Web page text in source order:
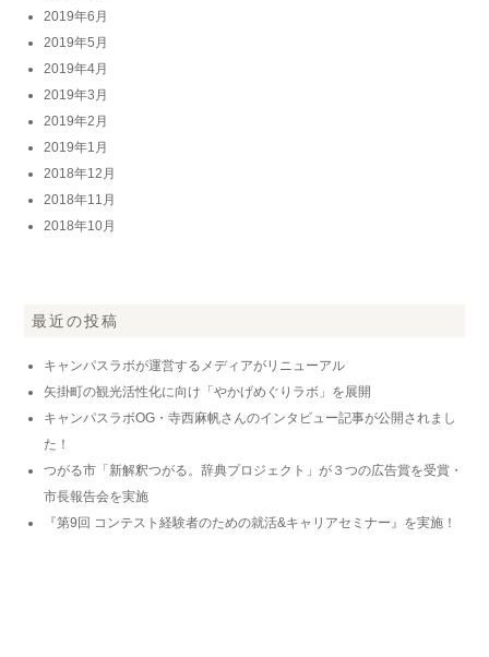
2019年6月
2019年5月
2019年4月
2019年3月
2019年2月
2019年1月
2018年12月
2018年11月
2018年10月
最近の投稿
キャンパスラボが運営するメディアがリニューアル
矢掛町の観光活性化に向け「やかげめぐりラボ」を展開
キャンパスラボOG・寺西麻帆さんのインタビュー記事が公開されまし
た！
つがる市「新解釈つがる。辞典プロジェクト」が３つの広告賞を受賞・
市長報告会を実施
『第9回 コンテスト経験者のための就活&キャリアセミナー』を実施！